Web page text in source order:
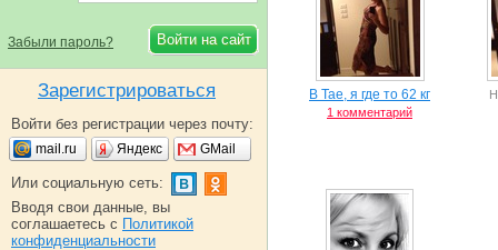
В Тае, я где то 62 кг
1 комментарий
Забыли пароль?
Зарегистрироваться
Войти без регистрации через почту:
mail.ru Яндекс GMail
Или социальную сеть:
Вводя свои данные, вы
соглашаетесь с Политикой
конфиденциальности